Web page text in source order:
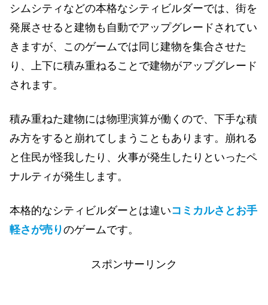
シムシティなどの本格なシティ ビルダーでは、街を
発展させると建物も自動でアップグレードされてい
きますが、このゲームでは同じ建物を集合させた
り、上下に積み重ねることで建物がアップグレード
されます。
積み重ねた建物には物理演算が働くので、下手な積
み方をすると崩れてしまうこともあります。崩れる
と住民が怪我したり、火事が発生したりといったペ
ナルティが発生します。
本格的なシティビルダーとは違いコミカルさとお手
軽さが売りのゲームです。
スポンサーリンク